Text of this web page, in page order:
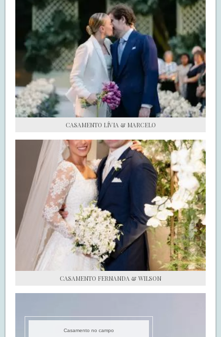
LUA DE MEL
COZINHA
DECORAÇÃO
DE NOIVA PRA NOIVA
S.O.S CASADAS
FALE COM O SAY I DO
CASAMENTO LÍVIA & MARCELO
CASAMENTO FERNANDA & WILSON
Casamento no campo